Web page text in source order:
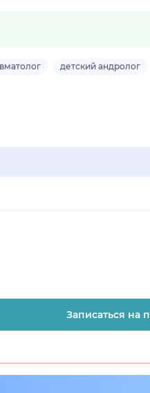
детский андролог
Записаться на